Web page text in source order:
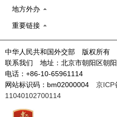
地方外办
重要链接
中华人民共和国外交部 版权所有
联系我们 地址：北京市朝阳区朝
电话：+86-10-65961114
网站标识码：bm02000004 京ICP
11040102700114